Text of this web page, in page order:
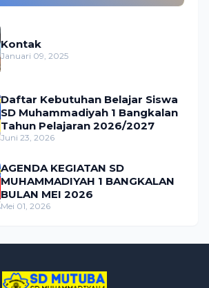
Kontak
Januari 09, 2025
Daftar Kebutuhan Belajar Siswa
SD Muhammadiyah 1 Bangkalan
Tahun Pelajaran 2026/2027
Juni 23, 2026
AGENDA KEGIATAN SD
MUHAMMADIYAH 1 BANGKALAN
BULAN MEI 2026
Mei 01, 2026